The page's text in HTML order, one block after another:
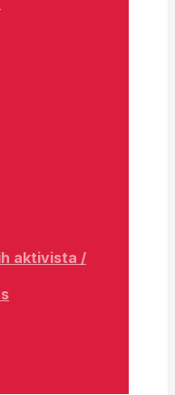
aktivista /